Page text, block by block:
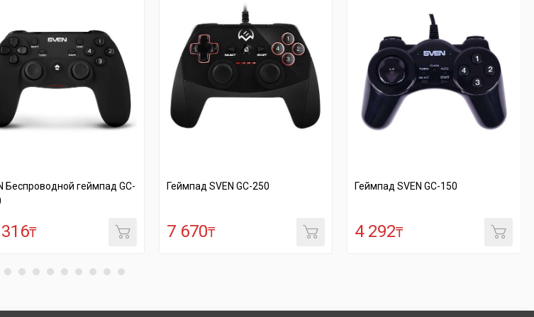
Геймпад SVEN GC-250
7 670
Геймпад SVEN GC-150
SVEN Игровая мышь RX-